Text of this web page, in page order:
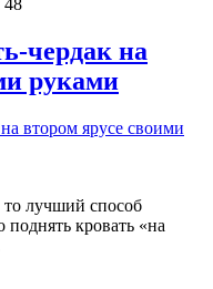
48
чердак на
руками
то лучший способ
поднять кровать «на